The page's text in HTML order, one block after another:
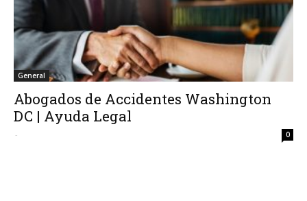
General
Abogados de Accidentes Washington
DC | Ayuda Legal
- 0